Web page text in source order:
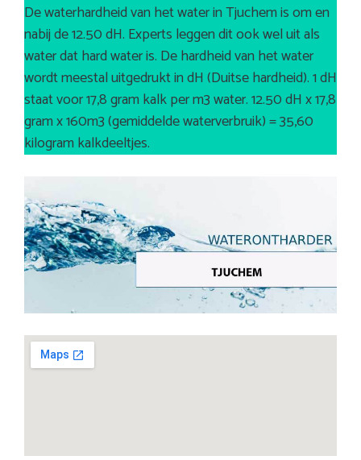
De waterhardheid van het water in Tjuchem is om en
nabij de 12.50 dH. Experts leggen dit ook wel uit als
water dat hard water is. De hardheid van het water
wordt meestal uitgedrukt in dH (Duitse hardheid). 1 dH
staat voor 17,8 gram kalk per m3 water. 12.50 dH x 17,8
gram x 160m3 (gemiddelde waterverbruik) = 35,60
kilogram kalkdeeltjes.